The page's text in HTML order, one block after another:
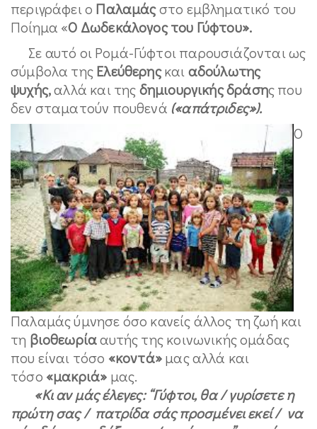
περιγράφει ο Παλαμάςστο εμβληματικό του
Ποίημα «Ο Δωδεκάλογος του Γύφτου».
Σε αυτό οι Ρομά-Γύφτοι παρουσιάζονται ως
σύμβολα τηςΕλεύθερηςκαι αδούλωτης
ψυχής,αλλά και τηςδημιουργικής δράσης που
δεν σταματούν πουθενά («απάτριδες»).
Ο
Παλαμάς ύμνησε όσο κανείς άλλος τη ζωή και
τη βιοθεωρίααυτής της κοινωνικής ομάδας
που είναι τόσο «κοντά»μας αλλά και
τόσο «μακριά» μας.
«Κι αν μάς έλεγες: “Γύφτοι, θα / γυρίσετε η
πρώτη σας / πατρίδα σάς προσμένει εκεί / να